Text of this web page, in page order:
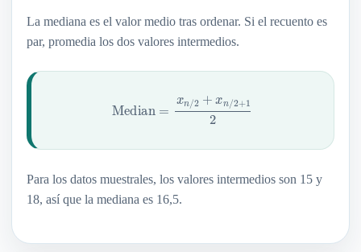
La mediana es el valor medio tras ordenar. Si el recuento es
par, promedia los dos valores intermedios.
n/ 2+ xn /2 +1 2
Para los datos muestrales, los valores intermedios son 15 y
18, así que la mediana es 16,5.